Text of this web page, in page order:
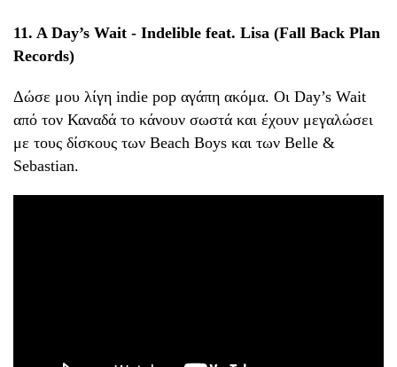
11. A Day’s Wait - Indelible feat. Lisa (Fall Back Plan
Records)
Δώσε μου λίγη indie pop αγάπη ακόμα. Οι Day’s Wait
από τον Καναδά το κάνουν σωστά και έχουν μεγαλώσει
με τους δίσκους των Beach Boys και των Belle &
Sebastian.